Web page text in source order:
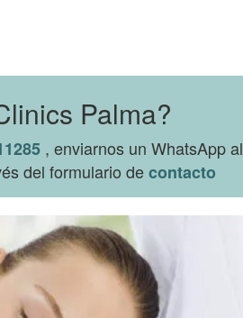
Palma?
, enviarnos un WhatsApp al
del formulario decontacto